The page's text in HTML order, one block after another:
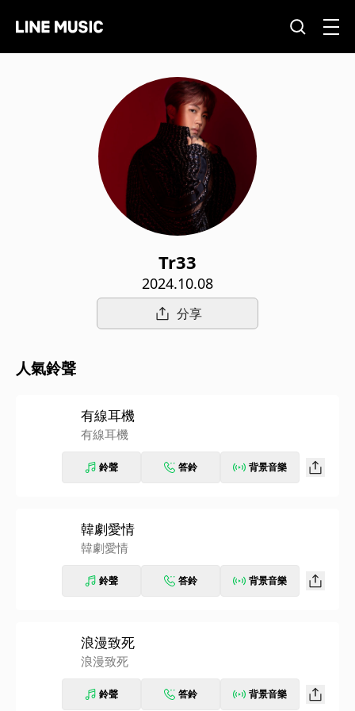
Tr33
2024.10.08
分享
人氣鈴聲
有線耳機
有線耳機
鈴聲 答鈴 背景音樂
韓劇愛情
韓劇愛情
鈴聲 答鈴 背景音樂
浪漫致死
浪漫致死
鈴聲 答鈴 背景音樂